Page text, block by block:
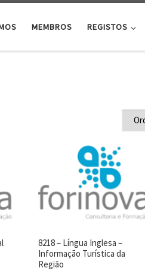
MEMBROS REGISTOS
8218 – Língua Inglesa –
Informação Turística da
Região